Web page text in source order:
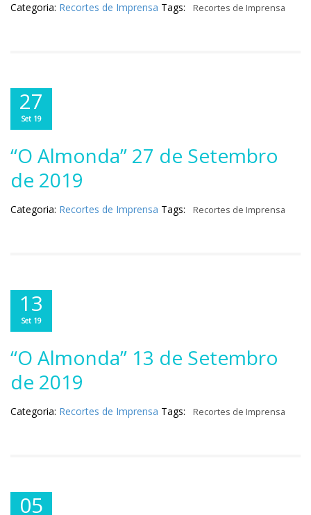
Categoria: Recortes de Imprensa Tags: Recortes de Imprensa
27
Set 19
“O Almonda” 27 de Setembro
de 2019
Categoria: Recortes de Imprensa Tags: Recortes de Imprensa
13
Set 19
“O Almonda” 13 de Setembro
de 2019
Categoria: Recortes de Imprensa Tags: Recortes de Imprensa
05